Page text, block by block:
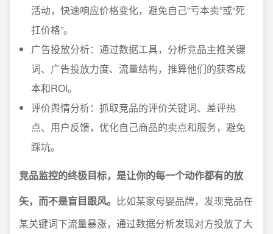
活动，快速响应价格变化，避免自己“亏本卖”或“死
扛价格”。
广告投放分析：通过数据工具，分析竞品主推关键
词、广告投放力度、流量结构，推算他们的获客成
本和ROI。
评价舆情分析：抓取竞品的评价关键词、差评热
点、用户反馈，优化自己商品的卖点和服务，避免
踩坑。
竞品监控的终极目标，是让你的每一个动作都有的放
矢，而不是盲目跟风。 比如某家母婴品牌，发现竞品在
某关键词下流量暴涨，通过数据分析发现对方投放了大